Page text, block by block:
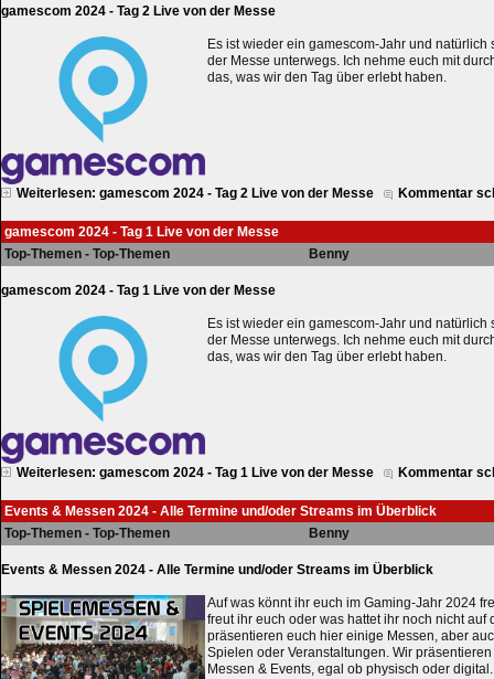
gamescom 2024 - Tag 2 Live von der Messe
Es ist wieder ein gamescom-Jahr und natürlich
der Messe unterwegs. Ich nehme euch mit
das, was wir den Tag über erlebt haben.
Weiterlesen: gamescom 2024 - Tag 2 Live von der Messe Kommentar
gamescom 2024 - Tag 1 Live von der Messe
Top-Themen - Top-Themen
Benny
gamescom 2024 - Tag 1 Live von der Messe
Es ist wieder ein gamescom-Jahr und natürlich
der Messe unterwegs. Ich nehme euch mit
das, was wir den Tag über erlebt haben.
Weiterlesen: gamescom 2024 - Tag 1 Live von der Messe Kommentar
Events & Messen 2024 - Alle Termine und/oder Streams im Überblick
Top-Themen - Top-Themen
Benny
Events & Messen 2024 - Alle Termine und/oder Streams im Überblick
Auf was könnt ihr euch im Gaming-Jahr 2024
freut ihr euch oder was hattet ihr noch nicht auf
präsentieren euch hier einige Messen, aber
Spielen oder Veranstaltungen. Wir
Messen & Events, egal ob physisch oder digital.